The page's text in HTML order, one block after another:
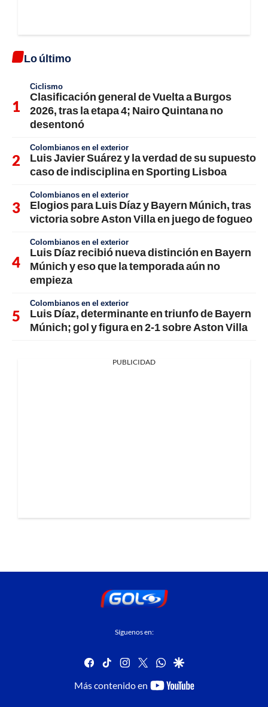
Lo último
Ciclismo
Clasificación general de Vuelta a Burgos
2026, tras la etapa 4; Nairo Quintana no
desentonó
Colombianos en el exterior
Luis Javier Suárez y la verdad de su supuesto
caso de indisciplina en Sporting Lisboa
Colombianos en el exterior
Elogios para Luis Díaz y Bayern Múnich, tras
victoria sobre Aston Villa en juego de fogueo
Colombianos en el exterior
Luis Díaz recibió nueva distinción en Bayern
Múnich y eso que la temporada aún no
empieza
Colombianos en el exterior
Luis Díaz, determinante en triunfo de Bayern
Múnich; gol y figura en 2-1 sobre Aston Villa
PUBLICIDAD
Síguenos en:
facebook
tiktok instagram
twitterwhatsapp
google
Más contenido en
youtube-